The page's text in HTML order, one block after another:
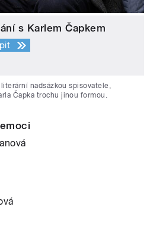
s Karlem Čapkem
nadsázkou spisovatele,
Čapka trochu jinou formou.